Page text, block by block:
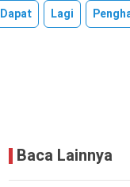
Dapat Lagi
Baca Lainnya